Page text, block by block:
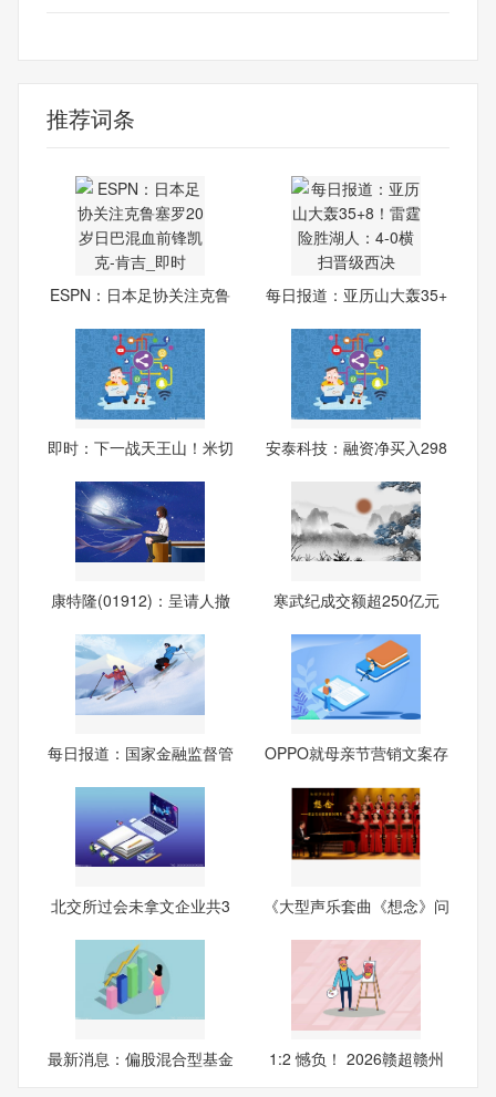
推荐词条
ESPN：日本足协关注克鲁
每日报道：亚历山大轰35+
即时：下一战天王山！米切
安泰科技：融资净买入298
康特隆(01912)：呈请人撤
寒武纪成交额超250亿元
每日报道：国家金融监督管
OPPO就母亲节营销文案存
北交所过会未拿文企业共3
《大型声乐套曲《想念》问
最新消息：偏股混合型基金
1:2 憾负！ 2026赣超赣州